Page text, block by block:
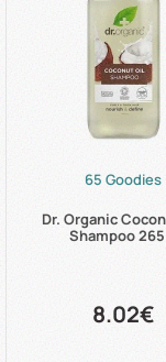
65 Goodies
Dr. Organic
Shampoo
8.02€